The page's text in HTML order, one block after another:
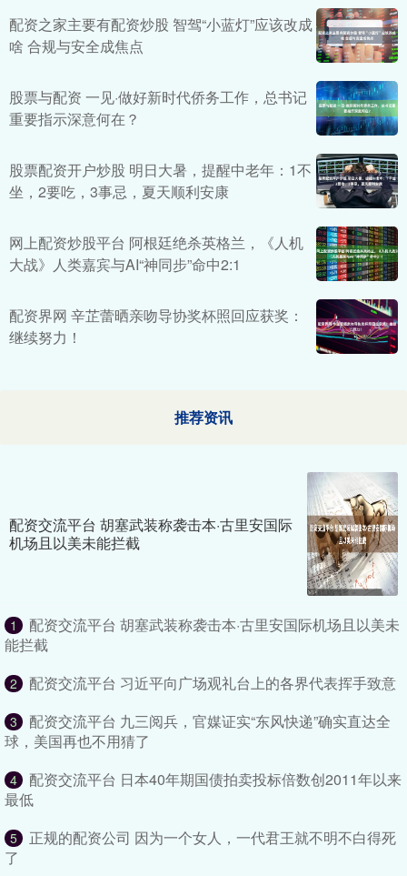
配资之家主要有配资炒股 智驾“小蓝灯”应该改成
啥 合规与安全成焦点
股票与配资 一见·做好新时代侨务工作，总书记
重要指示深意何在？
股票配资开户炒股 明日大暑，提醒中老年：1不
坐，2要吃，3事忌，夏天顺利安康
网上配资炒股平台 阿根廷绝杀英格兰，《人机
大战》人类嘉宾与AI“神同步”命中2:1
配资界网 辛芷蕾晒亲吻导协奖杯照回应获奖：
继续努力！
推荐资讯
配资交流平台 胡塞武装称袭击本·古里安国际
机场且以美未能拦截
1
配资交流平台 胡塞武装称袭击本·古里安国际机场且以美未
能拦截
2 配资交流平台 习近平向广场观礼台上的各界代表挥手致意
3
配资交流平台 九三阅兵，官媒证实“东风快递”确实直达全
球，美国再也不用猜了
4
配资交流平台 日本40年期国债拍卖投标倍数创2011年以来
最低
5
正规的配资公司 因为一个女人，一代君王就不明不白得死
了